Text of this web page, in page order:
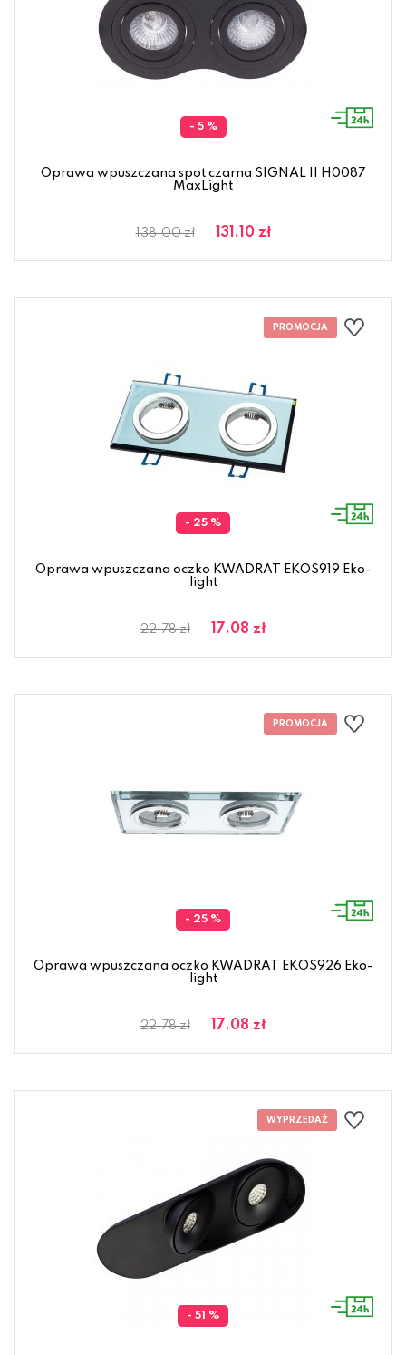
- 5 %
Oprawa wpuszczana spot czarna SIGNAL II H0087
MaxLight
138.00 zł 131.10 zł
- 25 %
Oprawa wpuszczana oczko KWADRAT EKOS919 Eko-
light
22.78 zł 17.08 zł
- 25 %
Oprawa wpuszczana oczko KWADRAT EKOS926 Eko-
light
22.78 zł 17.08 zł
- 51 %